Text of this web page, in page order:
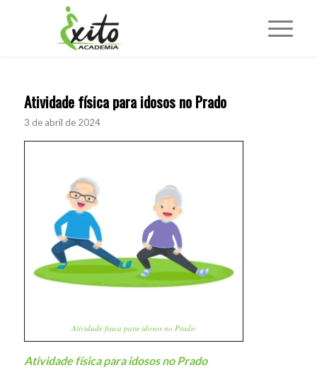
Atividade física para idosos no Prado
3 de abril de 2024
Atividade física para idosos no Prado
Atividade física para idosos no Prado